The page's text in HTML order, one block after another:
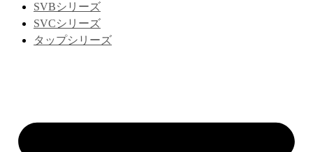
SVBシリーズ
SVCシリーズ
タップシリーズ